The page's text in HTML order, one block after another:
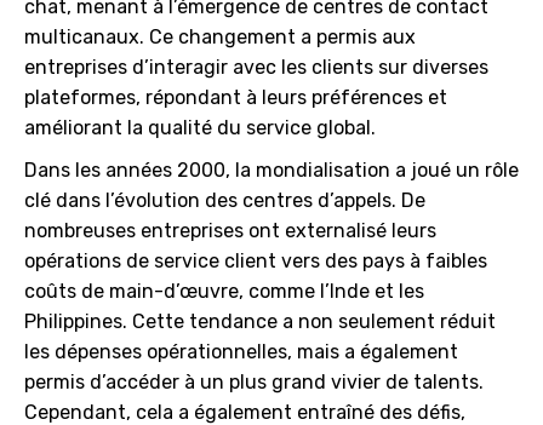
chat, menant à l’émergence de centres de contact
multicanaux. Ce changement a permis aux
entreprises d’interagir avec les clients sur diverses
plateformes, répondant à leurs préférences et
améliorant la qualité du service global.
Dans les années 2000, la mondialisation a joué un rôle
clé dans l’évolution des centres d’appels. De
nombreuses entreprises ont externalisé leurs
opérations de service client vers des pays à faibles
coûts de main-d’œuvre, comme l’Inde et les
Philippines. Cette tendance a non seulement réduit
les dépenses opérationnelles, mais a également
permis d’accéder à un plus grand vivier de talents.
Cependant, cela a également entraîné des défis,